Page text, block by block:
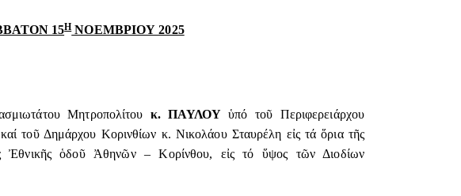
15ΗΝΟΕΜΒΡΙΟΥ 2025
Μητροπολίτου κ. ΠΑΥΛΟΥὑπό τοῦ Περιφερειάρχου
τοῦ Δημάρχου Κορινθίων κ. Νικολάου Σταυρέλη εἰς τά ὅρια τῆς
Ἐθνικῆς ὁδοῦ Ἀθηνῶν – Κορίνθου, εἰς τό ὕψος τῶν Διοδίων